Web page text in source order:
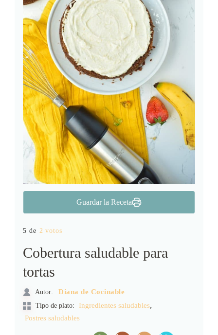
Guardar la Receta
5 de 2 votos
Cobertura saludable para
tortas
Autor:
Diana de Cocinable
Tipo de plato:
Ingredientes saludables,
Postres saludables